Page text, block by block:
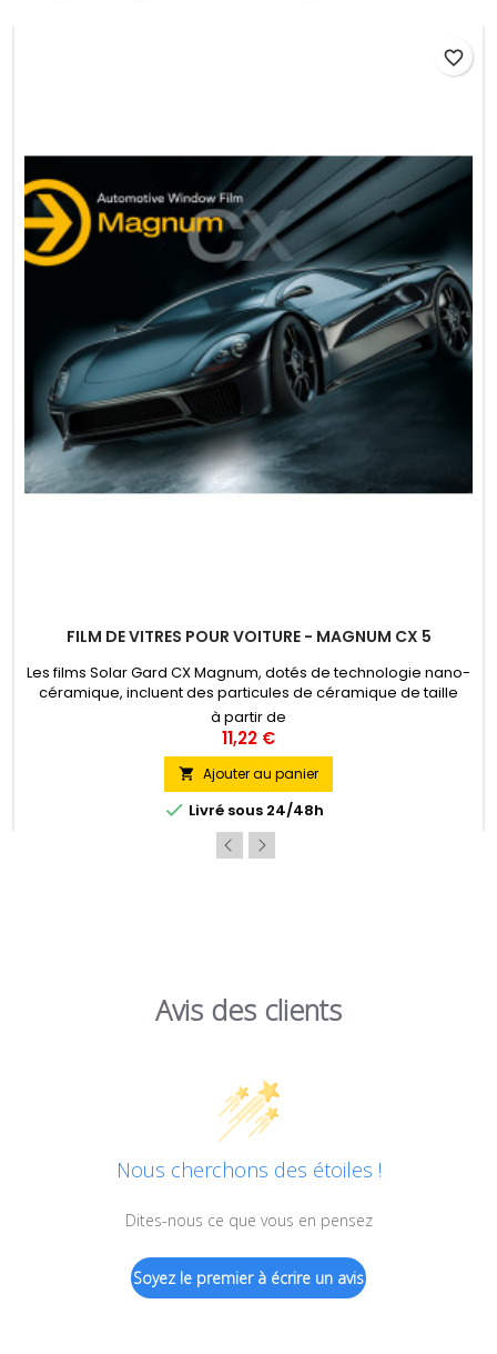
FILM DE VITRES POUR VOITURE - MAGNUM CX 5
Les films Solar Gard CX Magnum, dotés de technologie nano-
céramique, incluent des particules de céramique de taille
nanométrique dans un polymère spécialement conçu pour
les fenêtres, ce qui facilite l'absorption et le blocage de la
lumière ultraviolette et infrarouge.
à partir de
11,22 €
 Ajouter au panier
 Livré sous 24/48h
favorite_border
Avis des clients
Nous cherchons des étoiles !
Dites-nous ce que vous en pensez
Soyez le premier à écrire un avis